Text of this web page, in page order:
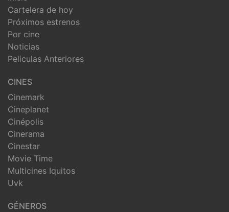
Cartelera de hoy
Próximos estrenos
Por cine
Noticias
Peliculas Anteriores
CINES
Cinemark
Cineplanet
Cinépolis
Cinerama
Cinestar
Movie Time
Multicines Iquitos
Uvk
GÉNEROS